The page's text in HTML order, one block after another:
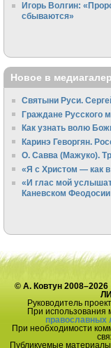
Игорь Волгин:
сбываются»
Новое в
Святыни Руси.
Граждане Русского
Как узнать волю
Каринэ Геворгян.
О. Савва (Мажуко).
«Я с Христом — как
«И глас мой
Каневском Феодосии
© А. Ковтун
Руководитель
При использования
православных
При необходимости
Публикуемые материалы